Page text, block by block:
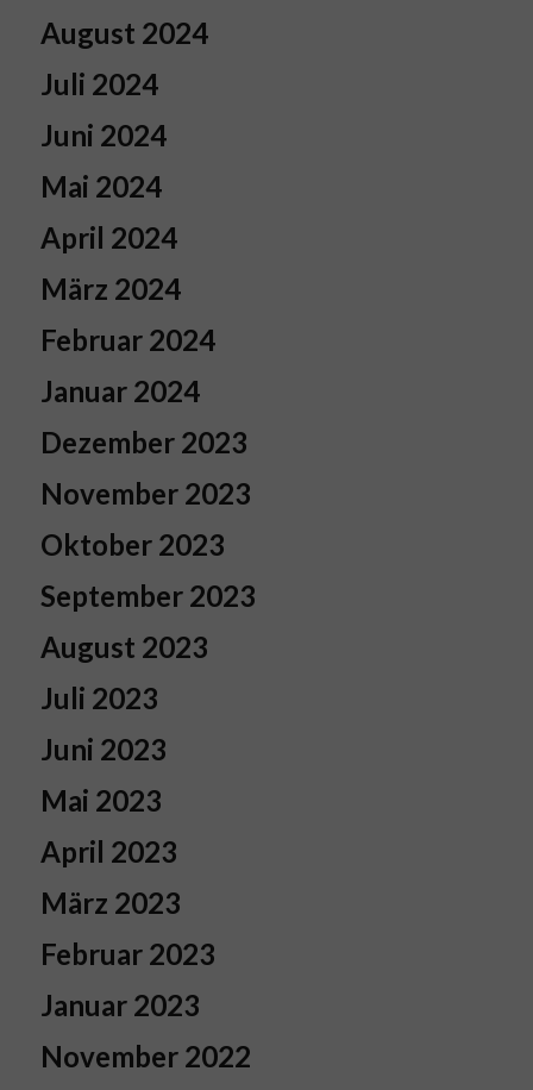
August 2024
Juli 2024
Juni 2024
Mai 2024
April 2024
März 2024
Februar 2024
Januar 2024
Dezember 2023
November 2023
Oktober 2023
September 2023
August 2023
Juli 2023
Juni 2023
Mai 2023
April 2023
März 2023
Februar 2023
Januar 2023
November 2022